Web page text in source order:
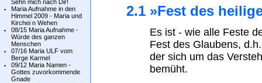
Sehn mich nach Dir!
Maria Aufnahme in den
Himmel 2009 - Maria und
Kirchei n Wehen
08/15 Maria Aufnahme -
Würde des ganzen
Menschen
07/16 Maria ULF vom
Berge Karmel
09/12 Maria Namen -
Gottes zuvorkommende
Gnade
2.1 »Fest des
Es ist - wie alle Feste
Fest des Glaubens,
der sich um das
bemüht.